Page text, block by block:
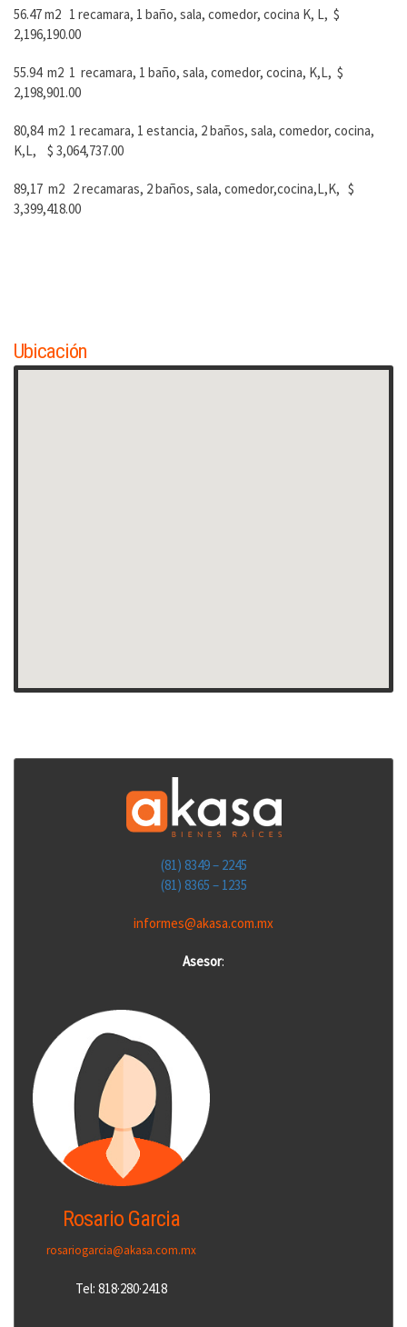
56.47 m2 1 recamara, 1 baño, sala, comedor, cocina K, L, $
2,196,190.00
55.94 m2 1 recamara, 1 baño, sala, comedor, cocina, K,L, $
2,198,901.00
80,84 m2 1 recamara, 1 estancia, 2 baños, sala, comedor, cocina,
K,L, $ 3,064,737.00
89,17 m2 2 recamaras, 2 baños, sala, comedor,cocina,L,K, $
3,399,418.00
Ubicación
(81) 8349 – 2245
(81) 8365 – 1235
informes@akasa.com.mx
Asesor:
Rosario Garcia
rosariogarcia@akasa.com.mx
Tel: 818·280·2418